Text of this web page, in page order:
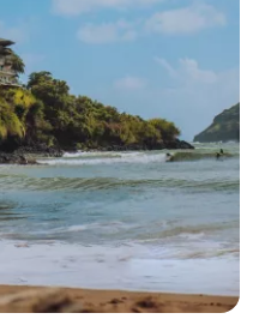
le courrier